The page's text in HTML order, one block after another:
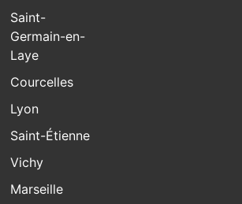
Saint-
Germain-en-
Laye
Courcelles
Lyon
Saint-Étienne
Vichy
Marseille